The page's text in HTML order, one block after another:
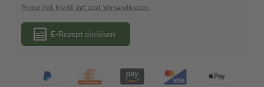
Preise inkl. MwSt. ggf. zzgl. Versandkosten
E-Rezept einlösen